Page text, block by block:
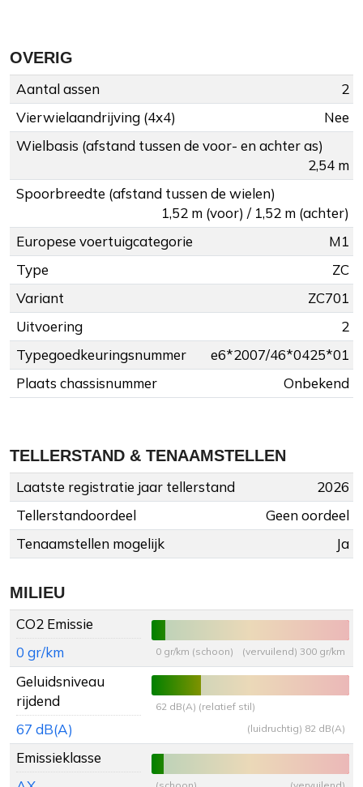
OVERIG
Aantal assen
2
Vierwielaandrijving (4x4)
Nee
Wielbasis (afstand tussen de voor- en achter as)
2,54 m
Spoorbreedte (afstand tussen de wielen)
1,52 m (voor) / 1,52 m (achter)
Europese voertuigcategorie
M1
Type
ZC
Variant
ZC701
Uitvoering
2
Typegoedkeuringsnummer
e6*2007/46*0425*01
Plaats chassisnummer
Onbekend
TELLERSTAND & TENAAMSTELLEN
Laatste registratie jaar tellerstand
2026
Tellerstandoordeel
Geen oordeel
Tenaamstellen mogelijk
Ja
MILIEU
CO2 Emissie
0 gr/km
0 gr/km (schoon) (vervuilend) 300 gr/km
Geluidsniveau
rijdend
67 dB(A)
62 dB(A) (relatief stil)
(luidruchtig) 82 dB(A)
Emissieklasse